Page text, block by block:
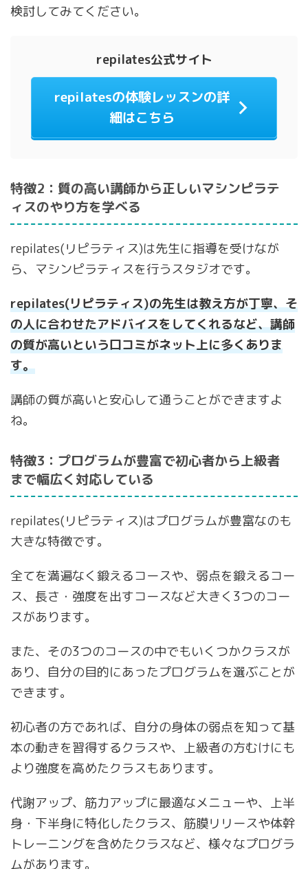
検討してみてください。
repilates公式サイト
repilatesの体験レッスンの詳
細はこちら
特徴2：質の高い講師から正しいマシンピラテ
ィスのやり方を学べる
repilates(リピラティス)は先生に指導を受けなが
ら、マシンピラティスを行うスタジオです。
repilates(リピラティス)の先生は教え方が丁寧、そ
の人に合わせたアドバイスをしてくれるなど、講師
の質が高いという口コミがネット上に多くありま
す。
講師の質が高いと安心して通うことができますよ
ね。
特徴3：プログラムが豊富で初心者から上級者
まで幅広く対応している
repilates(リピラティス)はプログラムが豊富なのも
大きな特徴です。
全てを満遍なく鍛えるコースや、弱点を鍛えるコー
ス、長さ・強度を出すコースなど大きく3つのコー
スがあります。
また、その3つのコースの中でもいくつかクラスが
あり、自分の目的にあったプログラムを選ぶことが
できます。
初心者の方であれば、自分の身体の弱点を知って基
本の動きを習得するクラスや、上級者の方むけにも
より強度を高めたクラスもあります。
代謝アップ、筋力アップに最適なメニューや、上半
身・下半身に特化したクラス、筋膜リリースや体幹
トレーニングを含めたクラスなど、様々なプログラ
ムがあります。